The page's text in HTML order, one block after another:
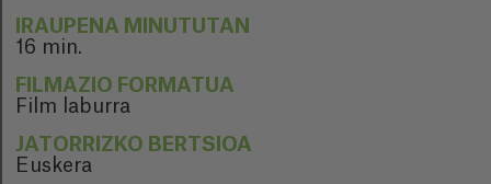
IRAUPENA MINUTUTAN
16 min.
FILMAZIO FORMATUA
Film laburra
JATORRIZKO BERTSIOA
Euskera